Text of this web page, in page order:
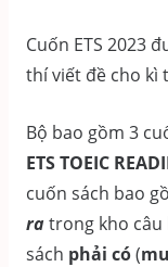
Cuốn ETS 2023
thí viết đề cho kì
Bộ bao gồm 3
ETS TOEIC
cuốn sách bao
ratrong kho câu
sách phải có(